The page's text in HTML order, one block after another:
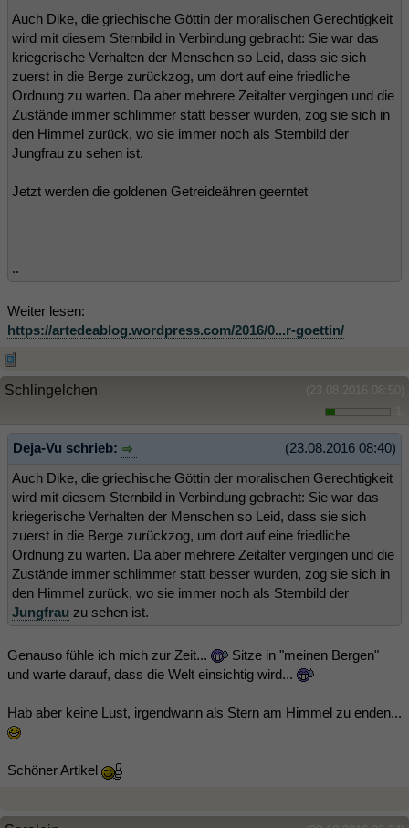
Auch Dike, die griechische Göttin der moralischen Gerechtigkeit
wird mit diesem Sternbild in Verbindung gebracht: Sie war das
kriegerische Verhalten der Menschen so Leid, dass sie sich
zuerst in die Berge zurückzog, um dort auf eine friedliche
Ordnung zu warten. Da aber mehrere Zeitalter vergingen und die
Zustände immer schlimmer statt besser wurden, zog sie sich in
den Himmel zurück, wo sie immer noch als Sternbild der
Jungfrau zu sehen ist.
Jetzt werden die goldenen Getreideähren geerntet
..
Weiter lesen:
https://artedeablog.wordpress.com/2016/0...r-goettin/
(23.08.2016 08:50)
Schlingelchen
(23.08.2016 08:40)
Deja-Vu schrieb:
Auch Dike, die griechische Göttin der moralischen Gerechtigkeit
wird mit diesem Sternbild in Verbindung gebracht: Sie war das
kriegerische Verhalten der Menschen so Leid, dass sie sich
zuerst in die Berge zurückzog, um dort auf eine friedliche
Ordnung zu warten. Da aber mehrere Zeitalter vergingen und die
Zustände immer schlimmer statt besser wurden, zog sie sich in
den Himmel zurück, wo sie immer noch als Sternbild der
Jungfrau zu sehen ist.
Genauso fühle ich mich zur Zeit...
Sitze in "meinen Bergen"
und warte darauf, dass die Welt einsichtig wird...
Hab aber keine Lust, irgendwann als Stern am Himmel zu enden...
Schöner Artikel